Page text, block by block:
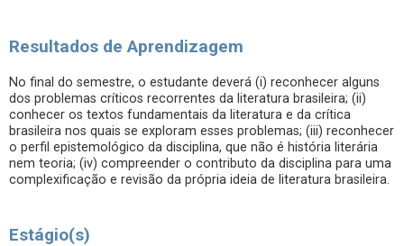
Resultados de Aprendizagem
No final do semestre, o estudante deverá (i) reconhecer alguns
dos problemas críticos recorrentes da literatura brasileira; (ii)
conhecer os textos fundamentais da literatura e da crítica
brasileira nos quais se exploram esses problemas; (iii) reconhecer
o perfil epistemológico da disciplina, que não é história literária
nem teoria; (iv) compreender o contributo da disciplina para uma
complexificação e revisão da própria ideia de literatura brasileira.
Estágio(s)